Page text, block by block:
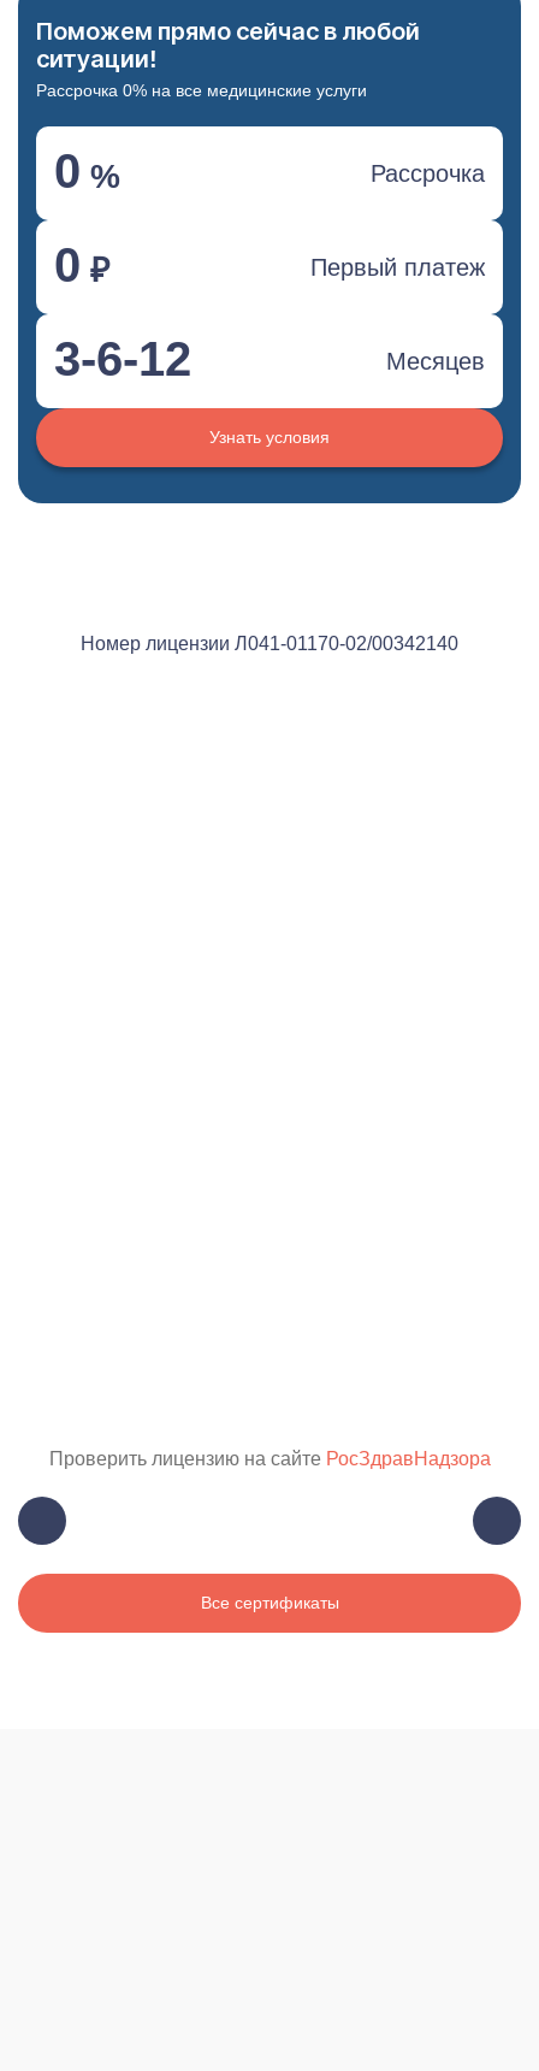
Поможем прямо сейчас в любой
ситуации!
Рассрочка 0% на все медицинские услуги
0 % Рассрочка
0 ₽ Первый платеж
3-6-12 Месяцев
Узнать условия
Номер лицензии Л041-01170-02/00342140
Все сертификаты
Проверить лицензию на сайте РосЗдравНадзора